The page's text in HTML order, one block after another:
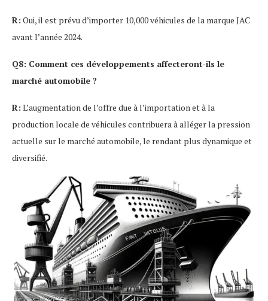
R: Oui, il est prévu d’importer 10,000 véhicules de la marque JAC
avant l’année 2024.
Q8: Comment ces développements affecteront-ils le
marché automobile ?
R: L’augmentation de l’offre due à l’importation et à la
production locale de véhicules contribuera à alléger la pression
actuelle sur le marché automobile, le rendant plus dynamique et
diversifié.